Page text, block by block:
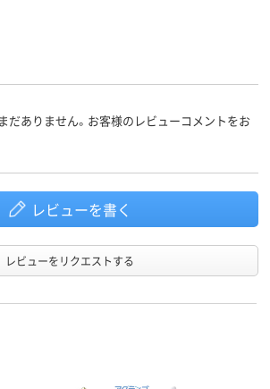
だありません。お客様のレビューコメントをお
レビューを書く
レビューをリクエストする